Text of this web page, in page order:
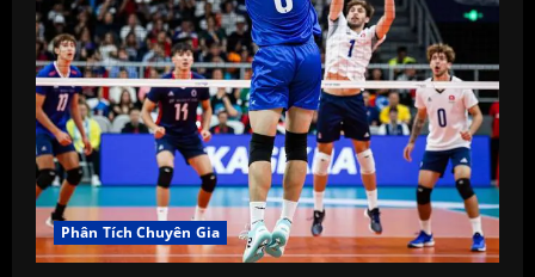
Phân Tích Chuyên Gia